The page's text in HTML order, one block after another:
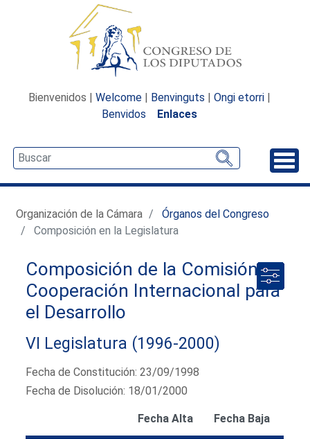
Bienvenidos | Welcome | Benvinguts | Ongi etorri |
Benvidos
Enlaces
Organización de la Cámara
Órganos del Congreso
Composición en la Legislatura
Composición de la Comisión de
Cooperación Internacional para
el Desarrollo
VI Legislatura (1996-2000)
Fecha de Constitución: 23/09/1998
Fecha de Disolución: 18/01/2000
Fecha Alta Fecha Baja